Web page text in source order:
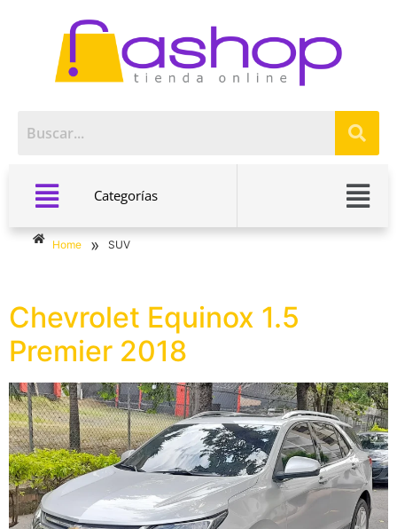
Categorías
Home » SUV
Chevrolet Equinox 1.5
Premier 2018